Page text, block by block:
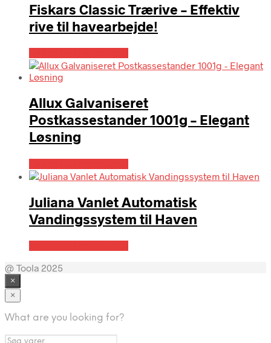
Fiskars Classic Trærive – Effektiv
rive til havearbejde!
Allux Galvaniseret
Postkassestander 1001g – Elegant
Løsning
Juliana Vanlet Automatisk
Vandingssystem til Haven
@ Toola 2025
×
×
What are you looking for?